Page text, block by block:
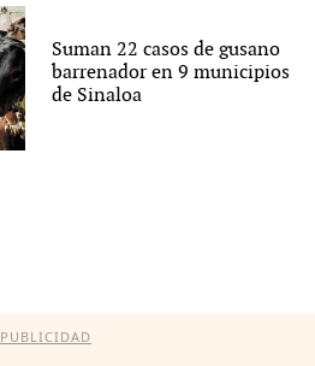
Suman 22 casos de gusano
barrenador en 9 municipios
de Sinaloa
PUBLICIDAD